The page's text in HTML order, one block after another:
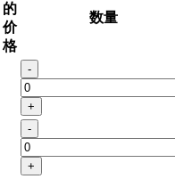
的
价
格
数量
-
+
-
+